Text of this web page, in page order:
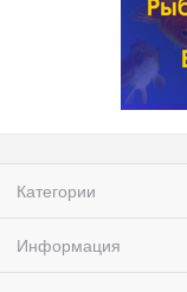
Категории
Информация